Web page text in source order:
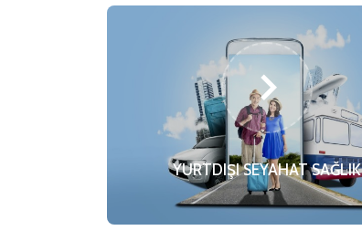
YURTDIŞI SEYAHAT SAĞLIK